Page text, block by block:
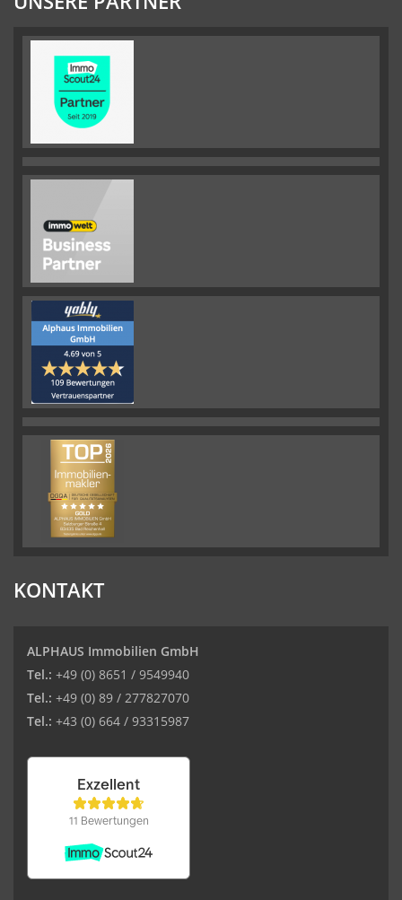
KONTAKT
ALPHAUS Immobilien GmbH
Tel.: +49 (0) 8651 / 9549940
Tel.: +49 (0) 89 / 277827070
Tel.: +43 (0) 664 / 93315987